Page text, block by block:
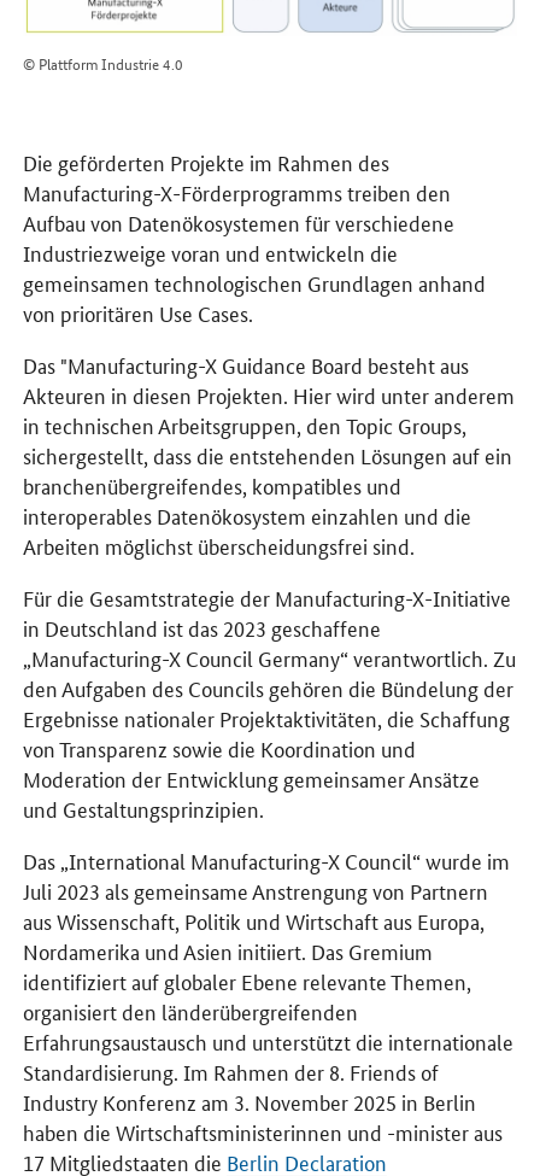
© Plattform Industrie 4.0
Die geförderten Projekte im Rahmen des
Manufacturing-X-Förderprogramms treiben den
Aufbau von Datenökosystemen für verschiedene
Industriezweige voran und entwickeln die
gemeinsamen technologischen Grundlagen anhand
von prioritären Use Cases.
Das "Manufacturing-X Guidance Board besteht aus
Akteuren in diesen Projekten. Hier wird unter anderem
in technischen Arbeitsgruppen, denTopic Groups,
sichergestellt, dass die entstehenden Lösungen auf ein
branchenübergreifendes, kompatibles und
interoperables Datenökosystem einzahlen und die
Arbeiten möglichst überscheidungsfrei sind.
Für die Gesamtstrategie der Manufacturing-X-Initiative
in Deutschland ist das 2023 geschaffene
„Manufacturing-X Council Germany“ verantwortlich. Zu
den Aufgaben des Councils gehören die Bündelung der
Ergebnisse nationaler Projektaktivitäten, die Schaffung
von Transparenz sowie die Koordination und
Moderation der Entwicklung gemeinsamer Ansätze
und Gestaltungsprinzipien.
Das „International Manufacturing-X Council“ wurde im
Juli 2023 als gemeinsame Anstrengung von Partnern
aus Wissenschaft, Politik und Wirtschaft aus Europa,
Nordamerika und Asien initiiert. Das Gremium
identifiziert auf globaler Ebene relevante Themen,
organisiert den länderübergreifenden
Erfahrungsaustausch und unterstützt die internationale
Standardisierung. Im Rahmen der 8. Friends of
Industry Konferenz am 3. November 2025 in Berlin
haben die Wirtschaftsministerinnen und -minister aus
17 Mitgliedstaaten die Berlin Declaration